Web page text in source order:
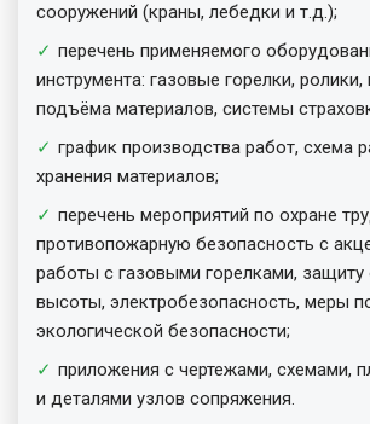
сооружений (краны, лебедки и т.д.);
перечень применяемого
инструмента: газовые горелки,
подъёма материалов, системы
график производства работ, схема
хранения материалов;
перечень мероприятий по охране
противопожарную безопасность с
работы с газовыми горелками, защиту
высоты, электробезопасность, меры
экологической безопасности;
приложения с чертежами, схемами,
и деталями узлов сопряжения.